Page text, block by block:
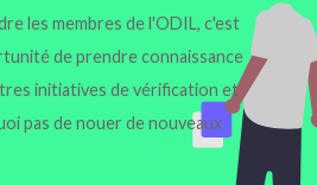
les membres de l'ODIL, c'est
de prendre connaissance
initiatives de vérification et
pas de nouer de nouveaux